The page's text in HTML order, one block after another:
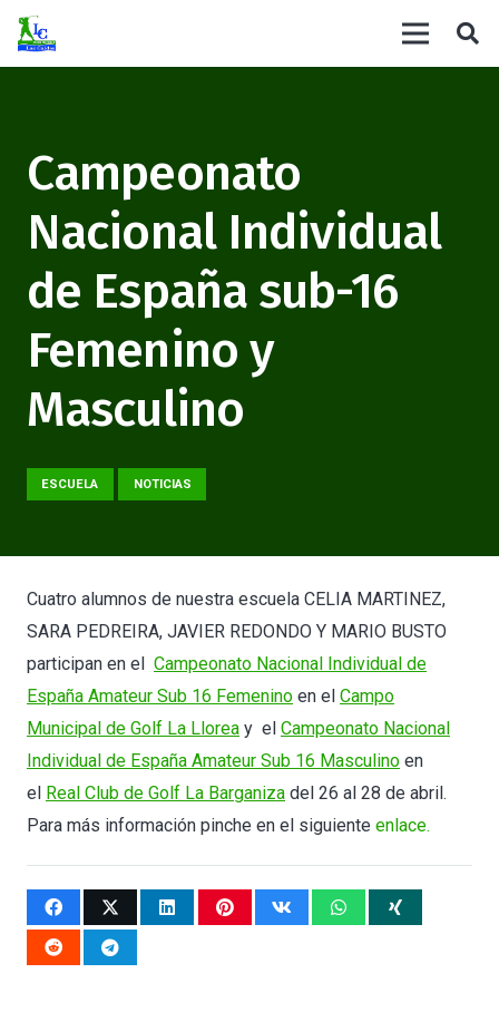
Campeonato
Nacional Individual
de España sub-16
Femenino y
Masculino
ESCUELA NOTICIAS
Cuatro alumnos de nuestra escuela CELIA MARTINEZ,
SARA PEDREIRA, JAVIER REDONDO Y MARIO BUSTO
participan en el Campeonato Nacional Individual de
España Amateur Sub 16 Femenino en el Campo
Municipal de Golf La Llorea y el Campeonato Nacional
Individual de España Amateur Sub 16 Masculino en
el Real Club de Golf La Barganiza del 26 al 28 de abril.
Para más información pinche en el siguiente enlace.